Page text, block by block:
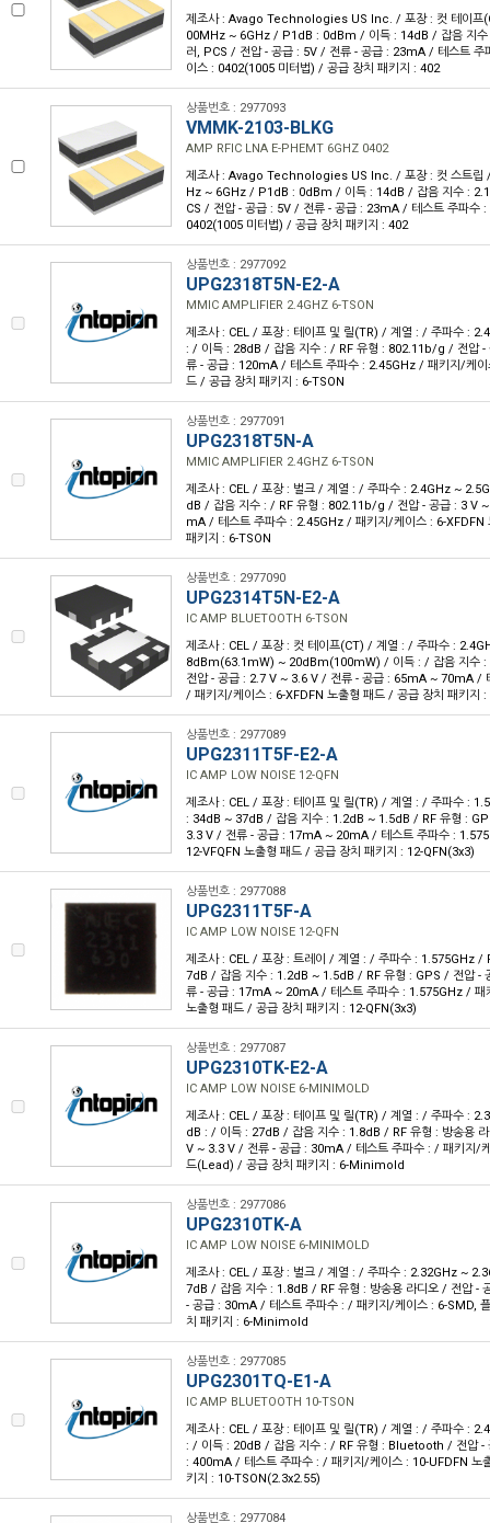
제조사 : Avago Technologies US Inc. / 포장 : 컷 테이프
00MHz ~ 6GHz / P1dB : 0dBm / 이득 : 14dB / 잡음 지수
러, PCS / 전압 - 공급 : 5V / 전류 - 공급 : 23mA / 테스트
이스 : 0402(1005 미터법) / 공급 장치 패키지 : 402
상품번호 : 2977093
VMMK-2103-BLKG
AMP RFIC LNA E-PHEMT 6GHZ 0402
제조사 : Avago Technologies US Inc. / 포장 : 컷 스트립
Hz ~ 6GHz / P1dB : 0dBm / 이득 : 14dB / 잡음 지수 :
CS / 전압 - 공급 : 5V / 전류 - 공급 : 23mA / 테스트 주파수
0402(1005 미터법) / 공급 장치 패키지 : 402
상품번호 : 2977092
UPG2318T5N-E2-A
MMIC AMPLIFIER 2.4GHZ 6-TSON
제조사 : CEL / 포장 : 테이프 및 릴(TR) / 계열 : / 주파수 :
: / 이득 : 28dB / 잡음 지수 : / RF 유형 : 802.11b/g / 전압 -
류 - 공급 : 120mA / 테스트 주파수 : 2.45GHz / 패키지/케이
드 / 공급 장치 패키지 : 6-TSON
상품번호 : 2977091
UPG2318T5N-A
MMIC AMPLIFIER 2.4GHZ 6-TSON
제조사 : CEL / 포장 : 벌크 / 계열 : / 주파수 : 2.4GHz ~
dB / 잡음 지수 : / RF 유형 : 802.11b/g / 전압 - 공급 : 3 V
mA / 테스트 주파수 : 2.45GHz / 패키지/케이스 : 6-XFDFN
패키지 : 6-TSON
상품번호 : 2977090
UPG2314T5N-E2-A
IC AMP BLUETOOTH 6-TSON
제조사 : CEL / 포장 : 컷 테이프(CT) / 계열 : / 주파수 :
8dBm(63.1mW) ~ 20dBm(100mW) / 이득 : / 잡음 지수
전압 - 공급 : 2.7 V ~ 3.6 V / 전류 - 공급 : 65mA ~ 70mA /
/ 패키지/케이스 : 6-XFDFN 노출형 패드 / 공급 장치 패키지
상품번호 : 2977089
UPG2311T5F-E2-A
IC AMP LOW NOISE 12-QFN
제조사 : CEL / 포장 : 테이프 및 릴(TR) / 계열 : / 주파수 :
: 34dB ~ 37dB / 잡음 지수 : 1.2dB ~ 1.5dB / RF 유형 :
3.3 V / 전류 - 공급 : 17mA ~ 20mA / 테스트 주파수 :
12-VFQFN 노출형 패드 / 공급 장치 패키지 : 12-QFN(3x3)
상품번호 : 2977088
UPG2311T5F-A
IC AMP LOW NOISE 12-QFN
제조사 : CEL / 포장 : 트레이 / 계열 : / 주파수 : 1.575GHz
7dB / 잡음 지수 : 1.2dB ~ 1.5dB / RF 유형 : GPS / 전압 -
류 - 공급 : 17mA ~ 20mA / 테스트 주파수 : 1.575GHz / 패
노출형 패드 / 공급 장치 패키지 : 12-QFN(3x3)
상품번호 : 2977087
UPG2310TK-E2-A
IC AMP LOW NOISE 6-MINIMOLD
제조사 : CEL / 포장 : 테이프 및 릴(TR) / 계열 : / 주파수 :
dB : / 이득 : 27dB / 잡음 지수 : 1.8dB / RF 유형 : 방송용
V ~ 3.3 V / 전류 - 공급 : 30mA / 테스트 주파수 : / 패키지/
드(Lead) / 공급 장치 패키지 : 6-Minimold
상품번호 : 2977086
UPG2310TK-A
IC AMP LOW NOISE 6-MINIMOLD
제조사 : CEL / 포장 : 벌크 / 계열 : / 주파수 : 2.32GHz ~
7dB / 잡음 지수 : 1.8dB / RF 유형 : 방송용 라디오 / 전압 -
- 공급 : 30mA / 테스트 주파수 : / 패키지/케이스 : 6-SMD,
치 패키지 : 6-Minimold
상품번호 : 2977085
UPG2301TQ-E1-A
IC AMP BLUETOOTH 10-TSON
제조사 : CEL / 포장 : 테이프 및 릴(TR) / 계열 : / 주파수 :
: / 이득 : 20dB / 잡음 지수 : / RF 유형 : Bluetooth / 전압 -
: 400mA / 테스트 주파수 : / 패키지/케이스 : 10-UFDFN 노
키지 : 10-TSON(2.3x2.55)
상품번호 : 2977084